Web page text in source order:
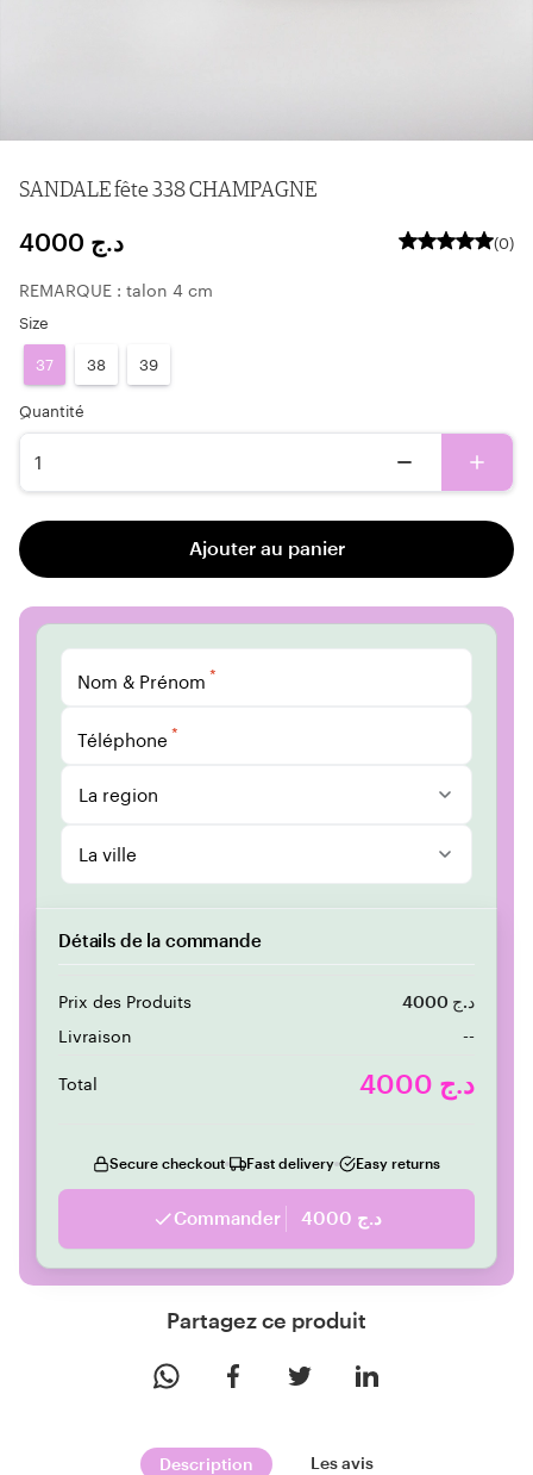
SANDALE fête 338 CHAMPAGNE
4000 د.ج (0)
REMARQUE : talon 4 cm
Size
37 38 39
ِQuantité
1
Ajouter au panier
Nom & Prénom *
Téléphone *
La region
La ville
Détails de la commande
Prix des Produits
4000 د.ج
Livraison
--
Total 4000 د.ج
Secure checkout Fast delivery Easy returns
Commander 4000 د.ج
Partagez ce produit
Description Les avis